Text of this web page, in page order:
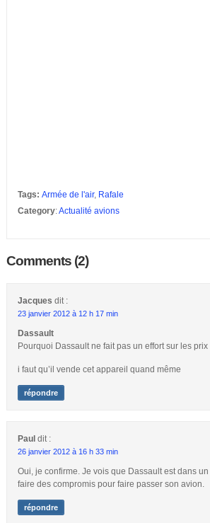
Tags: Armée de l'air, Rafale
Category:Actualité avions
Comments (2)
Jacques dit :
23 janvier 2012 à 12 h 17 min
Dassault
Pourquoi Dassault ne fait pas un effort sur les prix
i faut qu’il vende cet appareil quand même
répondre
Paul dit :
26 janvier 2012 à 16 h 33 min
Oui, je confirme. Je vois que Dassault est dans
faire des compromis pour faire passer son avion.
répondre